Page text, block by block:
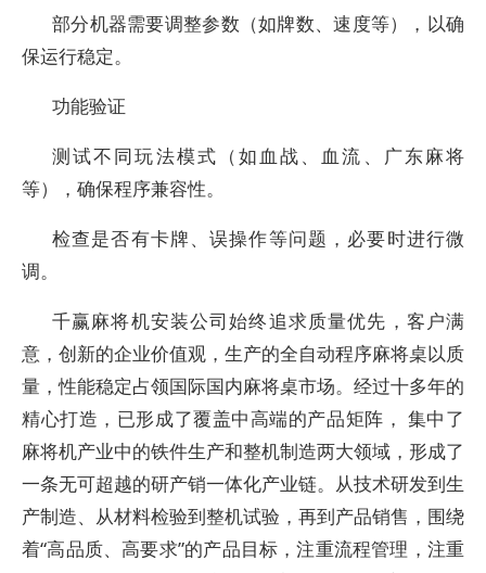
部分机器需要调整参数（如牌数、速度等），以确
保运行稳定。
功能验证
测试不同玩法模式（如血战、血流、广东麻将
等），确保程序兼容性。
检查是否有卡牌、误操作等问题，必要时进行微
调。
千赢麻将机安装公司始终追求质量优先，客户满
意，创新的企业价值观，生产的全自动程序麻将桌以质
量，性能稳定占领国际国内麻将桌市场。经过十多年的
精心打造，已形成了覆盖中高端的产品矩阵， 集中了
麻将机产业中的铁件生产和整机制造两大领域，形成了
一条无可超越的研产销一体化产业链。从技术研发到生
产制造、从材料检验到整机试验，再到产品销售，围绕
着“高品质、高要求”的产品目标，注重流程管理，注重